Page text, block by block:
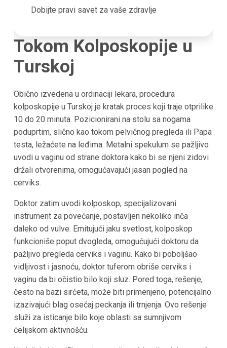
Dobijte pravi savet za vaše zdravlje
Tokom Kolposkopije u
Turskoj
Obično izvedena u ordinaciji lekara, procedura
kolposkopije u Turskoj je kratak proces koji traje otprilike
10 do 20 minuta. Pozicionirani na stolu sa nogama
poduprtim, slično kao tokom pelvičnog pregleda ili Papa
testa, ležaćete na leđima. Metalni spekulum se pažljivo
uvodi u vaginu od strane doktora kako bi se njeni zidovi
držali otvorenima, omogućavajući jasan pogled na
cerviks.
Doktor zatim uvodi kolposkop, specijalizovani
instrument za povećanje, postavljen nekoliko inča
daleko od vulve. Emitujući jaku svetlost, kolposkop
funkcioniše poput dvogleda, omogućujući doktoru da
pažljivo pregleda cerviks i vaginu. Kako bi poboljšao
vidljivost i jasnoću, doktor tuferom obriše cerviks i
vaginu da bi očistio bilo koji sluz. Pored toga, rešenje,
često na bazi sirćeta, može biti primenjeno, potencijalno
izazivajući blag osećaj peckanja ili trnjenja. Ovo rešenje
služi za isticanje bilo koje oblasti sa sumnjivom
ćelijskom aktivnošću.